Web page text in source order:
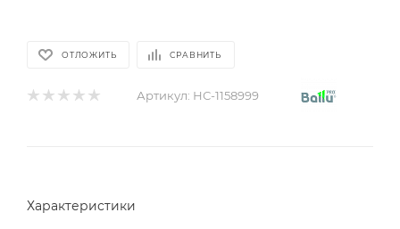
ОТЛОЖИТЬ СРАВНИТЬ
Артикул: НС-1158999
Характеристики